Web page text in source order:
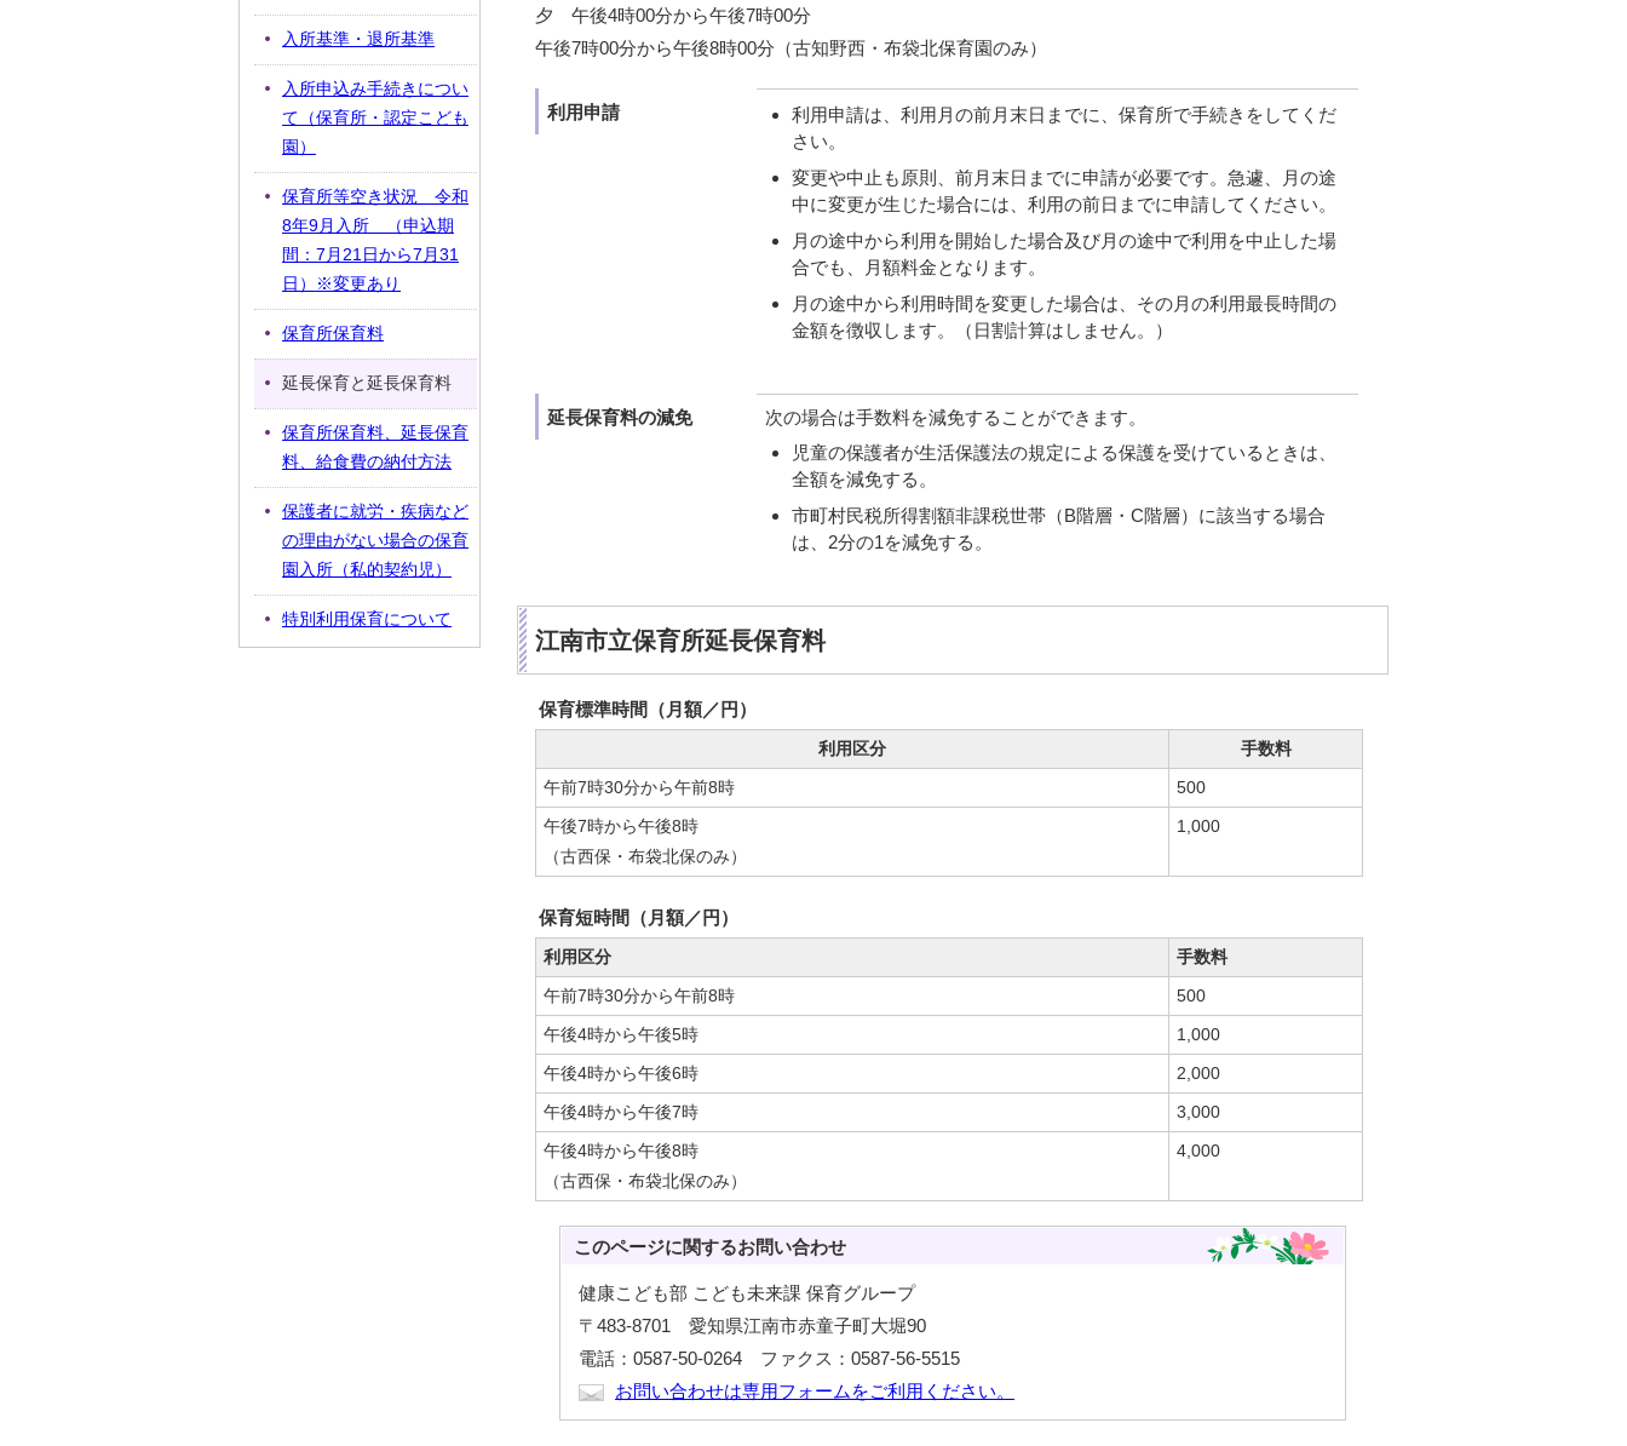
夕 午後4時00分から午後7時00分
午後7時00分から午後8時00分（古知野西・布袋北保育園のみ）
利用申請
利用申請は、利用月の前月末日までに、保育所で手続きをしてくだ
さい。
変更や中止も原則、前月末日までに申請が必要です。急遽、月の途
中に変更が生じた場合には、利用の前日までに申請してください。
月の途中から利用を開始した場合及び月の途中で利用を中止した場
合でも、月額料金となります。
月の途中から利用時間を変更した場合は、その月の利用最長時間の
金額を徴収します。（日割計算はしません。）
延長保育料の減免
次の場合は手数料を減免することができます。
児童の保護者が生活保護法の規定による保護を受けているときは、
全額を減免する。
市町村民税所得割額非課税世帯（B階層・C階層）に該当する場合
は、2分の1を減免する。
江南市立保育所延長保育料
保育標準時間（月額／円）
利用区分
手数料
午前7時30分から午前8時
500
午後7時から午後8時
（古西保・布袋北保のみ）
1,000
保育短時間（月額／円）
利用区分
手数料
午前7時30分から午前8時
500
午後4時から午後5時
1,000
午後4時から午後6時
2,000
午後4時から午後7時
3,000
午後4時から午後8時
（古西保・布袋北保のみ）
4,000
このページに関するお問い合わせ
健康こども部 こども未来課 保育グループ
〒483-8701 愛知県江南市赤童子町大堀90
電話：0587-50-0264 ファクス：0587-56-5515
お問い合わせは専用フォームをご利用ください。
入所基準・退所基準
入所申込み手続きについ
て（保育所・認定こども
園）
保育所等空き状況 令和
8年9月入所 （申込期
間：7月21日から7月31
日）※変更あり
保育所保育料
延長保育と延長保育料
保育所保育料、延長保育
料、給食費の納付方法
保護者に就労・疾病など
の理由がない場合の保育
園入所（私的契約児）
特別利用保育について